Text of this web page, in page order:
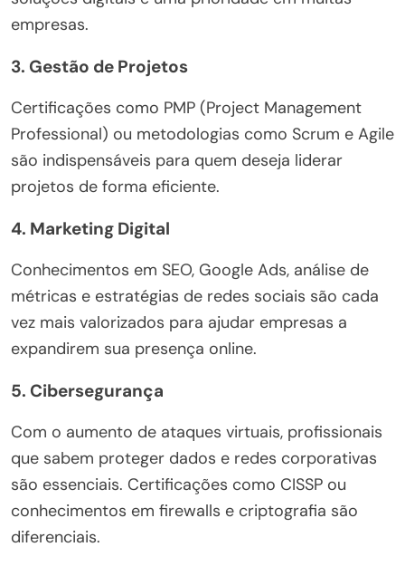
empresas.
3. Gestão de Projetos
Certificações como PMP (Project Management
Professional) ou metodologias como Scrum e Agile
são indispensáveis para quem deseja liderar
projetos de forma eficiente.
4. Marketing Digital
Conhecimentos em SEO, Google Ads, análise de
métricas e estratégias de redes sociais são cada
vez mais valorizados para ajudar empresas a
expandirem sua presença online.
5. Cibersegurança
Com o aumento de ataques virtuais, profissionais
que sabem proteger dados e redes corporativas
são essenciais. Certificações como CISSP ou
conhecimentos em firewalls e criptografia são
diferenciais.